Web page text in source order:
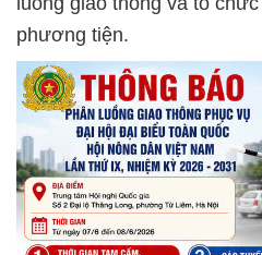
phương tiện.